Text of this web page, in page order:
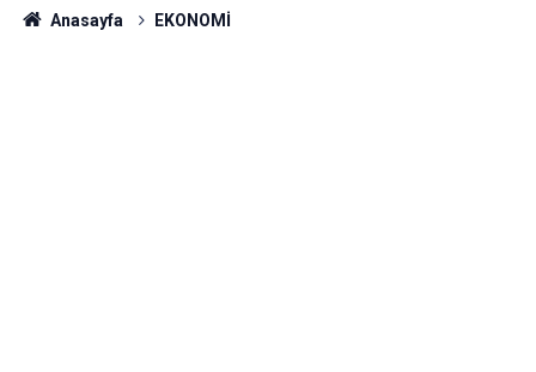
Anasayfa EKONOMİ